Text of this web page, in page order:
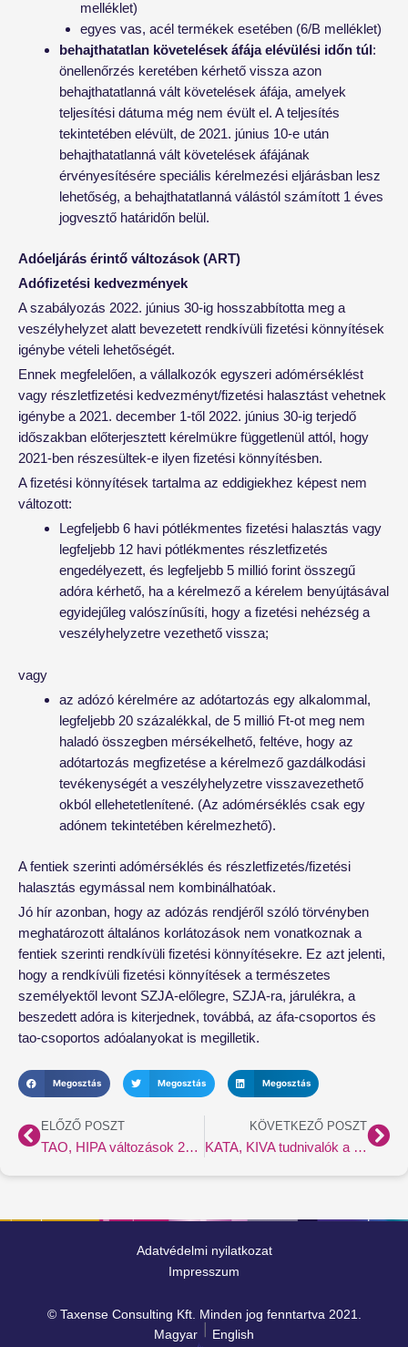
melléklet)
egyes vas, acél termékek esetében (6/B melléklet)
behajthatatlan követelések áfája elévülési időn túl:
önellenőrzés keretében kérhető vissza azon
behajthatatlanná vált követelések áfája, amelyek
teljesítési dátuma még nem évült el. A teljesítés
tekintetében elévült, de 2021. június 10-e után
behajthatatlanná vált követelések áfájának
érvényesítésére speciális kérelmezési eljárásban lesz
lehetőség, a behajthatatlanná válástól számított 1 éves
jogvesztő határidőn belül.
Adóeljárás érintő változások (ART)
Adófizetési kedvezmények
A szabályozás 2022. június 30-ig hosszabbította meg a
veszélyhelyzet alatt bevezetett rendkívüli fizetési könnyítések
igénybe vételi lehetőségét.
Ennek megfelelően, a vállalkozók egyszeri adómérséklést
vagy részletfizetési kedvezményt/fizetési halasztást vehetnek
igénybe a 2021. december 1-től 2022. június 30-ig terjedő
időszakban előterjesztett kérelmükre függetlenül attól, hogy
2021-ben részesültek-e ilyen fizetési könnyítésben.
A fizetési könnyítések tartalma az eddigiekhez képest nem
változott:
Legfeljebb 6 havi pótlékmentes fizetési halasztás vagy
legfeljebb 12 havi pótlékmentes részletfizetés
engedélyezett, és legfeljebb 5 millió forint összegű
adóra kérhető, ha a kérelmező a kérelem benyújtásával
egyidejűleg valószínűsíti, hogy a fizetési nehézség a
veszélyhelyzetre vezethető vissza;
vagy
az adózó kérelmére az adótartozás egy alkalommal,
legfeljebb 20 százalékkal, de 5 millió Ft-ot meg nem
haladó összegben mérsékelhető, feltéve, hogy az
adótartozás megfizetése a kérelmező gazdálkodási
tevékenységét a veszélyhelyzetre visszavezethető
okból ellehetetlenítené. (Az adómérséklés csak egy
adónem tekintetében kérelmezhető).
A fentiek szerinti adómérséklés és részletfizetés/fizetési
halasztás egymással nem kombinálhatóak.
Jó hír azonban, hogy az adózás rendjéről szóló törvényben
meghatározott általános korlátozások nem vonatkoznak a
fentiek szerinti rendkívüli fizetési könnyítésekre. Ez azt jelenti,
hogy a rendkívüli fizetési könnyítések a természetes
személyektől levont SZJA-előlegre, SZJA-ra, járulékra, a
beszedett adóra is kiterjednek, továbbá, az áfa-csoportos és
tao-csoportos adóalanyokat is megilletik.
Megosztás Megosztás Megosztás
Előző
ELŐZŐ POSZT
TAO, HIPA változások 2022-ben
KÖVETKEZŐ POSZT
KATA, KIVA tudnivalók a 2022. évben
Adatvédelmi nyilatkozat
Impresszum
© Taxense Consulting Kft. Minden jog fenntartva 2021.
Magyar English